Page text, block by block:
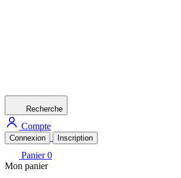
Recherche
Compte
Connexion Inscription
Panier 0
Mon panier